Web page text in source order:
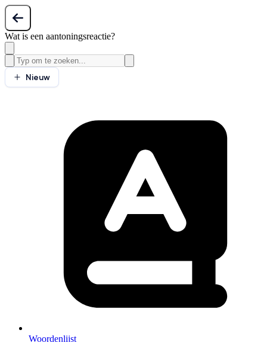
Wat is een aantoningsreactie?
Nieuw
Woordenlijst